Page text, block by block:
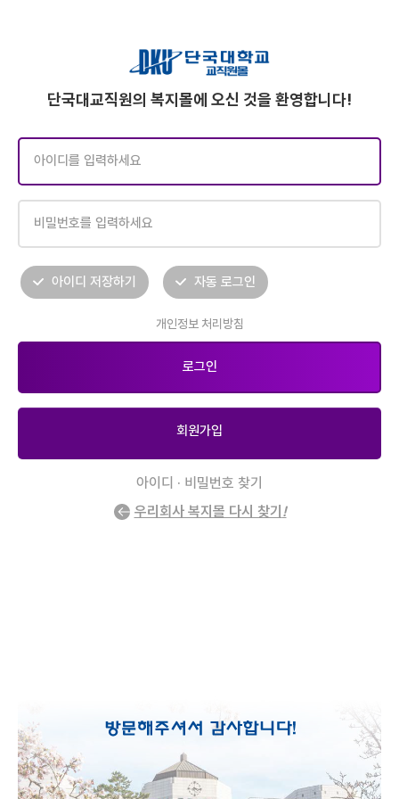
단국대교직원의 복지몰에 오신 것을 환영합니다!
아이디 저장하기 자동 로그인
개인정보 처리방침
회원가입
아이디 · 비밀번호 찾기
우리회사 복지몰 다시 찾기 !